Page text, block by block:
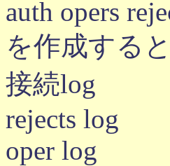
auth opers
を作成すると
接続log
rejects log
oper log